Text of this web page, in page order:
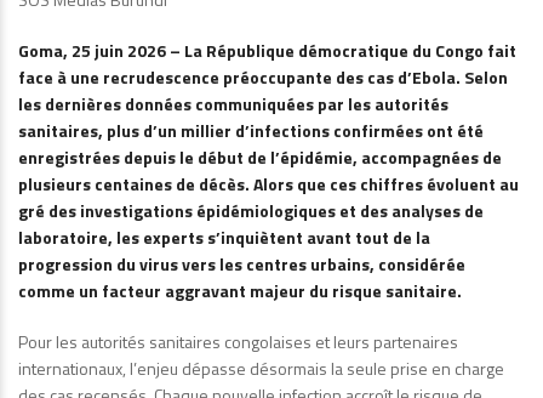
Goma, 25 juin 2026 – La République démocratique du Congo fait
face à une recrudescence préoccupante des cas d’Ebola. Selon
les dernières données communiquées par les autorités
sanitaires, plus d’un millier d’infections confirmées ont été
enregistrées depuis le début de l’épidémie, accompagnées de
plusieurs centaines de décès. Alors que ces chiffres évoluent au
gré des investigations épidémiologiques et des analyses de
laboratoire, les experts s’inquiètent avant tout de la
progression du virus vers les centres urbains, considérée
comme un facteur aggravant majeur du risque sanitaire.
Pour les autorités sanitaires congolaises et leurs partenaires
internationaux, l’enjeu dépasse désormais la seule prise en charge